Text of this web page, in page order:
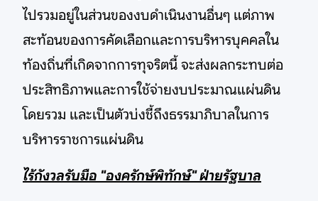
ไปรวมอยู่ในส่วนของงบดำเนินงานอื่นๆ แต่ภาพ
สะท้อนของการคัดเลือกและการบริหารบุคคลใน
ท้องถิ่นที่เกิดจากการทุจริตนี้ จะส่งผลกระทบต่อ
ประสิทธิภาพและการใช้จ่ายงบประมาณแผ่นดิน
โดยรวม และเป็นตัวบ่งชี้ถึงธรรมาภิบาลในการ
บริหารราชการแผ่นดิน
ไร้กังวลรับมือ "องครักษ์พิทักษ์" ฝ่ายรัฐบาล